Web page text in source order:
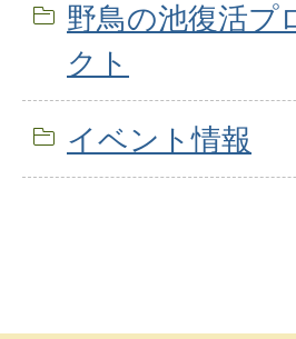
野鳥の池復活プ
クト
イベント情報